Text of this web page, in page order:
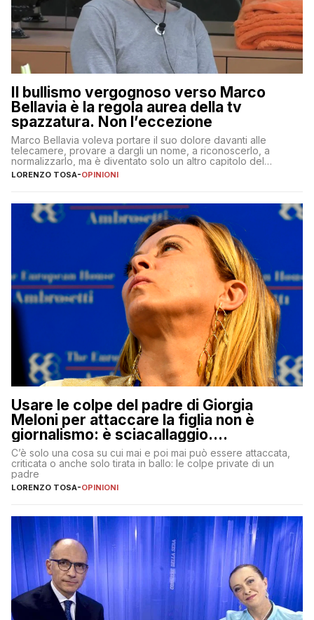
Il bullismo vergognoso verso Marco
Bellavia è la regola aurea della tv
spazzatura. Non l’eccezione
Marco Bellavia voleva portare il suo dolore davanti alle
telecamere, provare a dargli un nome, a riconoscerlo, a
normalizzarlo, ma è diventato solo un altro capitolo del
copione
LORENZO TOSA-OPINIONI
Usare le colpe del padre di Giorgia
Meloni per attaccare la figlia non è
giornalismo: è sciacallaggio.
Dimostriamo di essere diversi
C’è solo una cosa su cui mai e poi mai può essere attaccata,
criticata o anche solo tirata in ballo: le colpe private di un
padre
LORENZO TOSA-OPINIONI